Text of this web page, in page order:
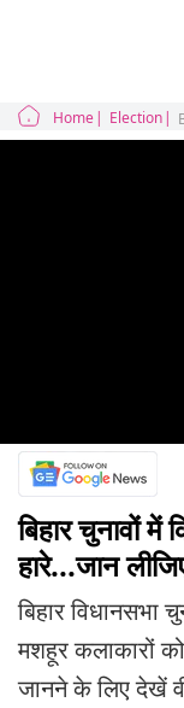
Home Election
बिहार चुनावों
हारे...जान
बिहार विधानसभा
मशहूर कलाकारों
जानने के लिए देखें